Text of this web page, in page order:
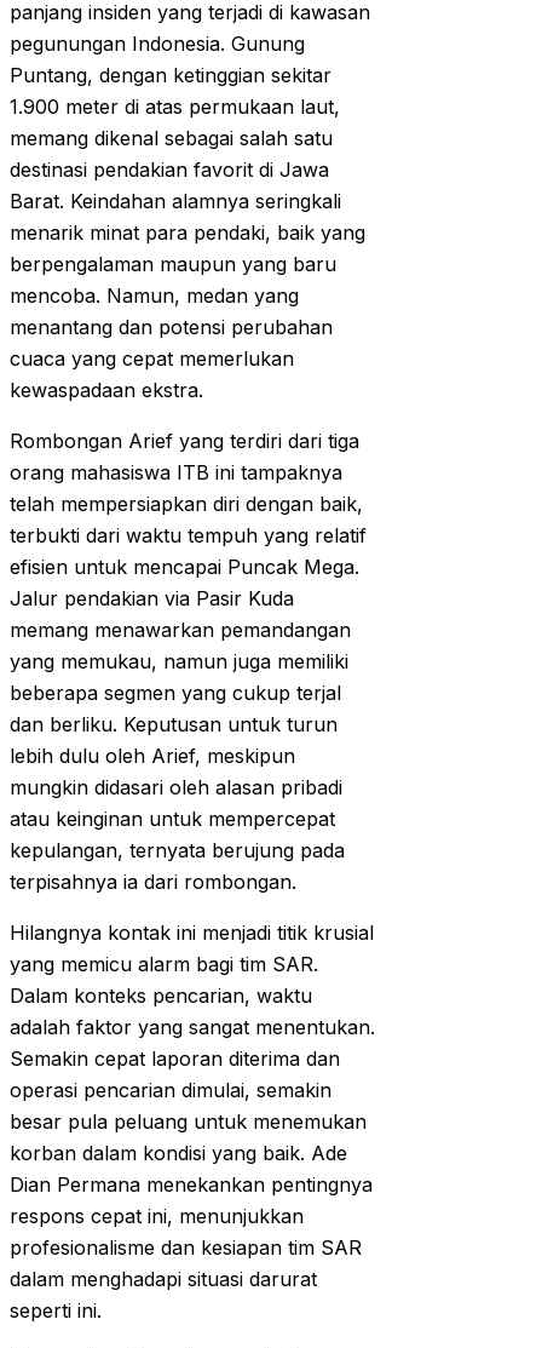
panjang insiden yang terjadi di kawasan
pegunungan Indonesia. Gunung
Puntang, dengan ketinggian sekitar
1.900 meter di atas permukaan laut,
memang dikenal sebagai salah satu
destinasi pendakian favorit di Jawa
Barat. Keindahan alamnya seringkali
menarik minat para pendaki, baik yang
berpengalaman maupun yang baru
mencoba. Namun, medan yang
menantang dan potensi perubahan
cuaca yang cepat memerlukan
kewaspadaan ekstra.
Rombongan Arief yang terdiri dari tiga
orang mahasiswa ITB ini tampaknya
telah mempersiapkan diri dengan baik,
terbukti dari waktu tempuh yang relatif
efisien untuk mencapai Puncak Mega.
Jalur pendakian via Pasir Kuda
memang menawarkan pemandangan
yang memukau, namun juga memiliki
beberapa segmen yang cukup terjal
dan berliku. Keputusan untuk turun
lebih dulu oleh Arief, meskipun
mungkin didasari oleh alasan pribadi
atau keinginan untuk mempercepat
kepulangan, ternyata berujung pada
terpisahnya ia dari rombongan.
Hilangnya kontak ini menjadi titik krusial
yang memicu alarm bagi tim SAR.
Dalam konteks pencarian, waktu
adalah faktor yang sangat menentukan.
Semakin cepat laporan diterima dan
operasi pencarian dimulai, semakin
besar pula peluang untuk menemukan
korban dalam kondisi yang baik. Ade
Dian Permana menekankan pentingnya
respons cepat ini, menunjukkan
profesionalisme dan kesiapan tim SAR
dalam menghadapi situasi darurat
seperti ini.